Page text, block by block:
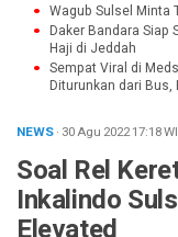
Wagub Sulsel Minta
Daker Bandara Siap
Haji di Jeddah
Sempat Viral di
Diturunkan dari Bus,
NEWS· 30 Agu 202217:18
Soal Rel
Inkalindo